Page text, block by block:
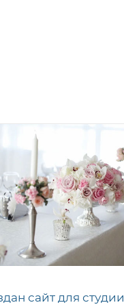
сайт для студии